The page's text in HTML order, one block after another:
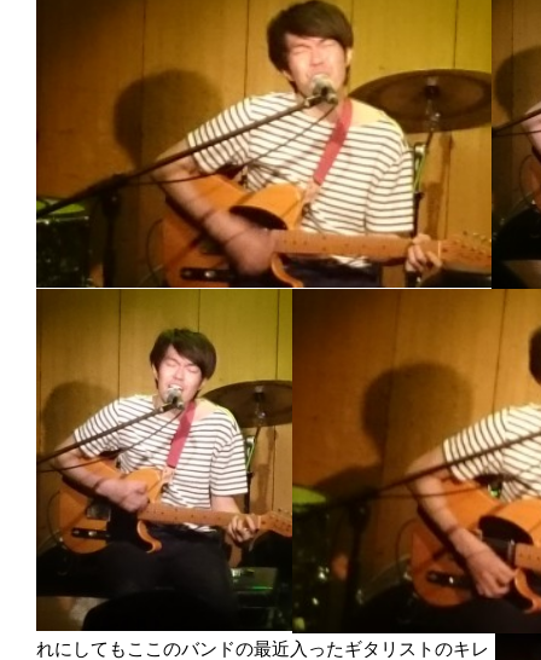
れにしてもここのバンドの最近入ったギタリストのキレ